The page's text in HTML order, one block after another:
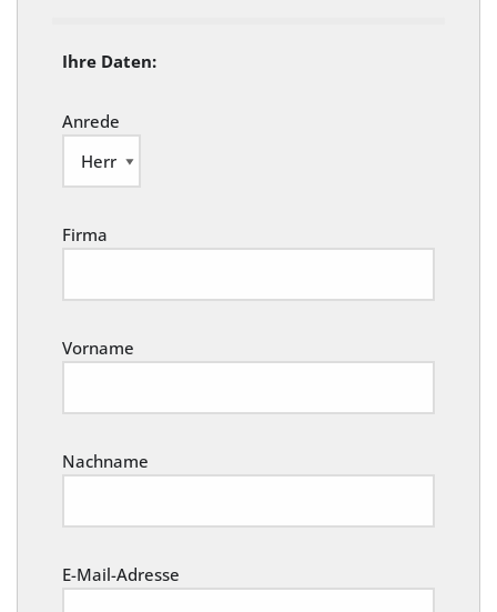
Ihre Daten:
Anrede
Firma
Vorname
Nachname
E-Mail-Adresse